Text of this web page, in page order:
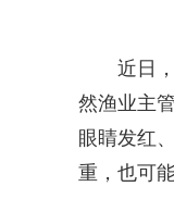
近日
然渔业主
眼睛发红
重，也可